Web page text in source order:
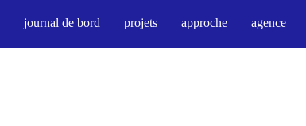
journal de bord projets approche agence